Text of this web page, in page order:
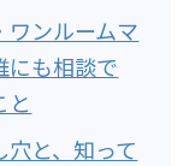
ワンルームマ
にも相談で
と
と、知って